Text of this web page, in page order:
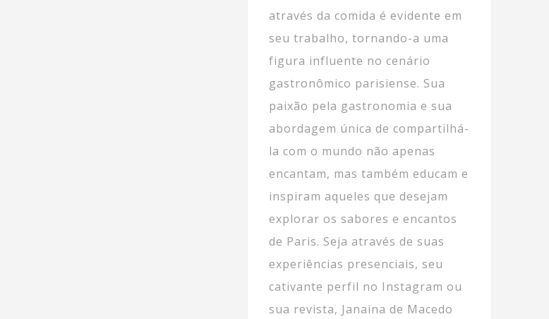
através da comida é evidente em
seu trabalho, tornando-a uma
figura influente no cenário
gastronômico parisiense. Sua
paixão pela gastronomia e sua
abordagem única de compartilhá-
la com o mundo não apenas
encantam, mas também educam e
inspiram aqueles que desejam
explorar os sabores e encantos
de Paris. Seja através de suas
experiências presenciais, seu
cativante perfil no Instagram ou
sua revista, Janaina de Macedo